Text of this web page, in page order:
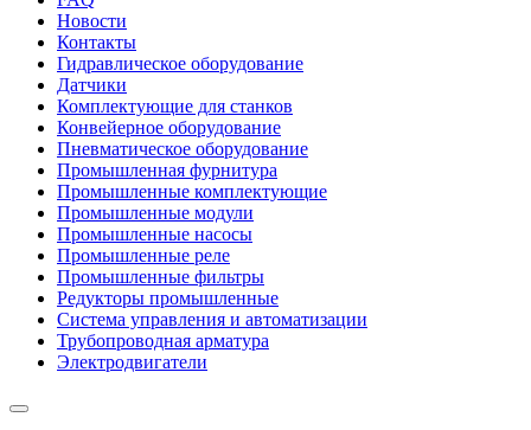
Новости
Контакты
Гидравлическое оборудование
Датчики
Комплектующие для станков
Конвейерное оборудование
Пневматическое оборудование
Промышленная фурнитура
Промышленные комплектующие
Промышленные модули
Промышленные насосы
Промышленные реле
Промышленные фильтры
Редукторы промышленные
Система управления и автоматизации
Трубопроводная арматура
Электродвигатели